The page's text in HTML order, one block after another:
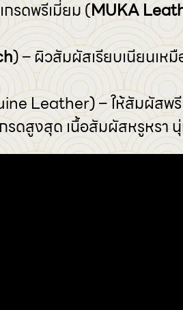
กรดพรีเมี่ยม (MUKA
) – ผิวสัมผัสเรียบเนียนเห
Leather) – ให้สัมผัสพ
รดสูงสุด เนื้อสัมผัสหรูหรา